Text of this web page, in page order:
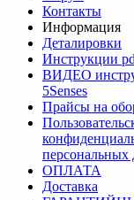
Контакты
Информация
Деталировки
Инструкции
ВИДЕО
5Senses
Прайсы на
персональных
ОПЛАТА
Доставка